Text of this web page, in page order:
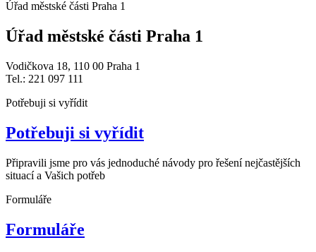
Úřad městské části Praha 1
Úřad městské části Praha 1
Vodičkova 18, 110 00 Praha 1
Tel.: 221 097 111
Potřebuji si vyřídit
Potřebuji si vyřídit
Připravili jsme pro vás jednoduché návody pro řešení nejčastějších
situací a Vašich potřeb
Formuláře
Formuláře